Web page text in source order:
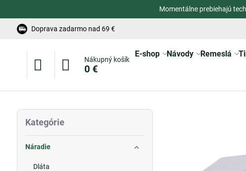
Momentálne prebiehajú
Doprava zadarmo nad 69 €
Nákupný košík
0 €
E-shop Návody Remeslá
Kategórie
Náradie
Dláta